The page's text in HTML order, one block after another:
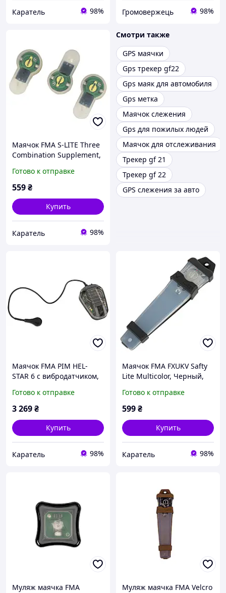
Каратель 98% Громовержець 98%
Маячок FMA S-LITE Three
Combination Supplement,
Готово к отправке
559₴
Купить
Каратель 98%
Смотри также
GPS маячки
Gps трекер gf22
Gps маяк для автомобиля
Gps метка
Маячок слежения
Gps для пожилых людей
Маячок для отслеживания
Трекер gf 21
Трекер gf 22
GPS слежения за авто
Маячок FMA PIM HEL-
STAR 6 с вибродатчиком,
Инфракрасный, Красный
Готово к отправке
3 269₴
Купить
Каратель 98%
Маячок FMA FXUKV Safty
Lite Multicolor, Черный,
Красный
Готово к отправке
599₴
Купить
Каратель 98%
Муляж маячка FMA
Муляж маячка FMA Velcro